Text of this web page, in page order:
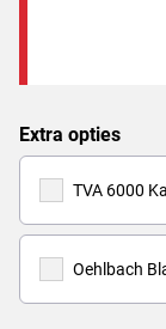
Extra opties
TVA 6000
Oehlbach